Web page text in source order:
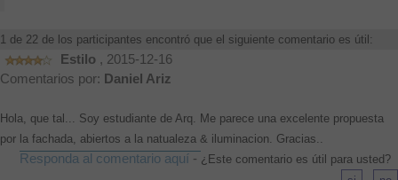
1 de 22 de los participantes encontró que el siguiente comentario es útil:
Estilo , 2015-12-16
Comentarios por: Daniel Ariz
Hola, que tal... Soy estudiante de Arq. Me parece una excelente propuesta
por la fachada, abiertos a la natualeza & iluminacion. Gracias..
Responda al comentario aquí - ¿Este comentario es útil para usted?